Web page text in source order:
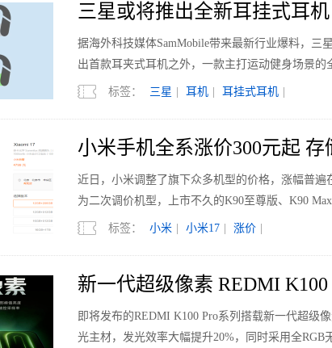
三星或将推出全新耳挂式耳
据海外科技媒体SamMobile带来最新行业爆料，三
出首款耳夹式耳机之外，一款主打运动健身场景的
标签： 三星 耳机 耳挂式耳机
小米手机全系涨价300元起
近日，小米调整了旗下众多机型的价格，涨幅普遍
为二次调价机型，上市不久的K90至尊版、K90
标签： 小米 小米17 涨价
新一代超级像素 REDMI
即将发布的REDMI K100 Pro系列搭载新一代超级
光主材，发光效率大幅提升20%，同时采用全RGB